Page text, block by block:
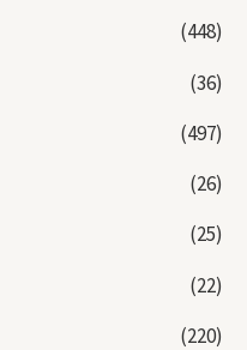
(448)
(36)
(497)
(26)
(25)
(22)
(220)